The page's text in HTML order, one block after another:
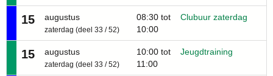
15 augustus
zaterdag (deel 33 / 52)
08:30 tot
10:00
Clubuur zaterdag
15 augustus
zaterdag (deel 33 / 52)
10:00 tot
11:00
Jeugdtraining